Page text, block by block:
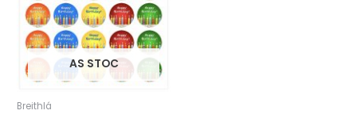
AS STOC
Breithlá